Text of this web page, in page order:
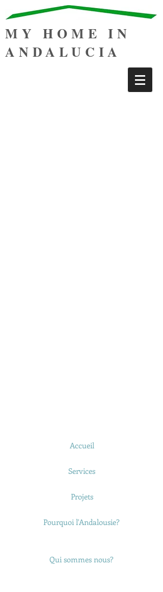
MY HOME IN
ANDALUCIA
Accueil
Services
Projets
Pourquoi l'Andalousie?
Qui sommes nous?